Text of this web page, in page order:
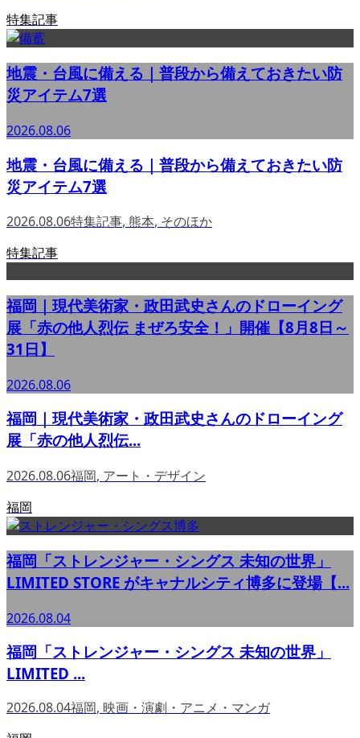
特集記事
地震・台風に備える｜普段から備えておきたい防
災アイテム7選
2026.08.06
地震・台風に備える｜普段から備えておきたい防
災アイテム7選
2026.08.06特集記事, 熊本, そのほか
特集記事
福岡｜現代美術家・政田武史さんのドローイング
展「赤の他人烈伝 まぜろ安全！」開催【8月8日～
31日】
2026.08.06
福岡｜現代美術家・政田武史さんのドローイング
展「赤の他人烈伝...
2026.08.06福岡, アート・デザイン
福岡
福岡「ストレンジャー・シングス 未知の世界」
LIMITED STORE がキャナルシティ博多に登場【...
2026.08.04
福岡「ストレンジャー・シングス 未知の世界」
LIMITED ...
2026.08.04福岡, 映画・演劇・アニメ・マンガ